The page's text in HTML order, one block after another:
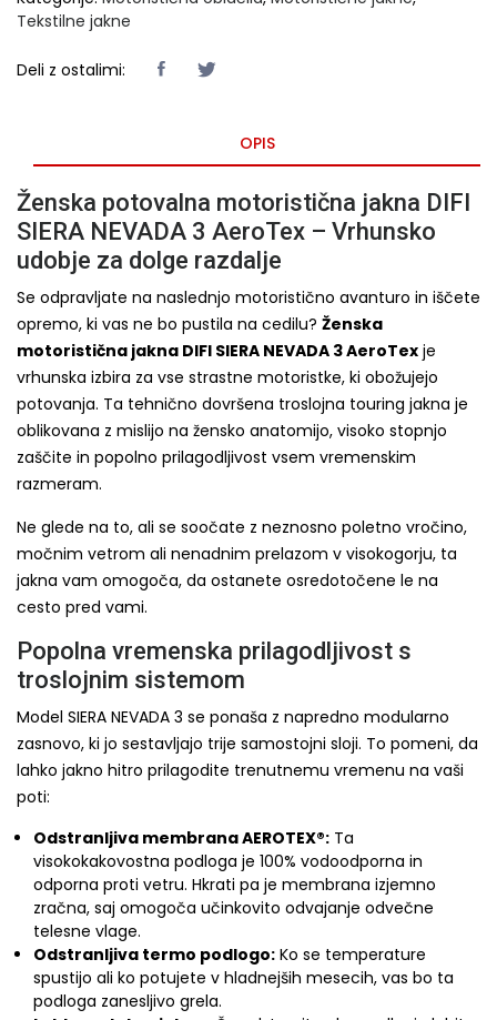
Tekstilne jakne
Deli z ostalimi:
OPIS
Ženska potovalna motoristična jakna DIFI
SIERA NEVADA 3 AeroTex – Vrhunsko
udobje za dolge razdalje
Se odpravljate na naslednjo motoristično avanturo in iščete
opremo, ki vas ne bo pustila na cedilu? Ženska
motoristična jakna DIFI SIERA NEVADA 3 AeroTex je
vrhunska izbira za vse strastne motoristke, ki obožujejo
potovanja. Ta tehnično dovršena troslojna touring jakna je
oblikovana z mislijo na žensko anatomijo, visoko stopnjo
zaščite in popolno prilagodljivost vsem vremenskim
razmeram.
Ne glede na to, ali se soočate z neznosno poletno vročino,
močnim vetrom ali nenadnim prelazom v visokogorju, ta
jakna vam omogoča, da ostanete osredotočene le na
cesto pred vami.
Popolna vremenska prilagodljivost s
troslojnim sistemom
Model SIERA NEVADA 3 se ponaša z napredno modularno
zasnovo, ki jo sestavljajo trije samostojni sloji. To pomeni, da
lahko jakno hitro prilagodite trenutnemu vremenu na vaši
poti:
Odstranljiva membrana AEROTEX®: Ta
visokokakovostna podloga je 100% vodoodporna in
odporna proti vetru. Hkrati pa je membrana izjemno
zračna, saj omogoča učinkovito odvajanje odvečne
telesne vlage.
Odstranljiva termo podlogo: Ko se temperature
spustijo ali ko potujete v hladnejših mesecih, vas bo ta
podloga zanesljivo grela.